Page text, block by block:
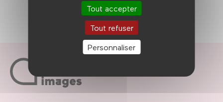
Tout accepter
Tout refuser
Personnaliser